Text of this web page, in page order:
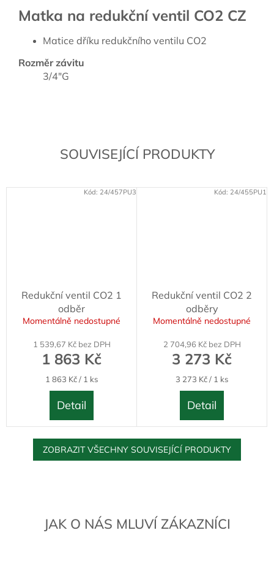
JAK O NÁS MLUVÍ ZÁKAZNÍCI
SOUVISEJÍCÍ PRODUKTY
Redukční ventil CO2 1
odběr
Momentálně nedostupné
1 539,67 Kč bez DPH
1 863 Kč
Měrná
cena:
1 863 Kč / 1 ks
Detail
Kód: 24/457PU3
Redukční ventil CO2 2
odběry
Momentálně nedostupné
2 704,96 Kč bez DPH
3 273 Kč
Měrná
cena:
3 273 Kč / 1 ks
Detail
Kód: 24/455PU1
ZOBRAZIT VŠECHNY SOUVISEJÍCÍ PRODUKTY
Matka na redukční ventil CO2 CZ
Matice dříku redukčního ventilu CO2
Rozměr závitu
3/4"G